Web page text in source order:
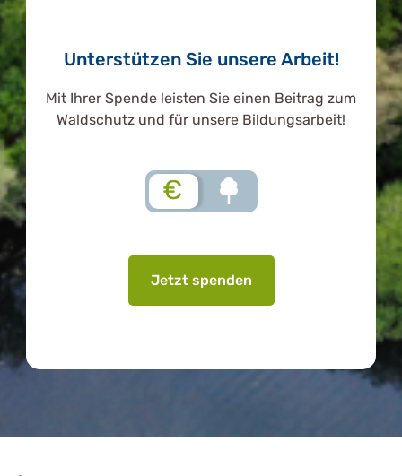
Unterstützen Sie unsere Arbeit!
Mit Ihrer Spende leisten Sie einen Beitrag zum
Waldschutz und für unsere Bildungsarbeit!
€
Jetzt spenden